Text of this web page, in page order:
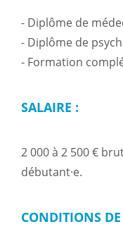
- Diplôme de
- Diplôme de
- Formation
SALAIRE :
2 000 à 2 500 €
débutant·e.
CONDITIONS